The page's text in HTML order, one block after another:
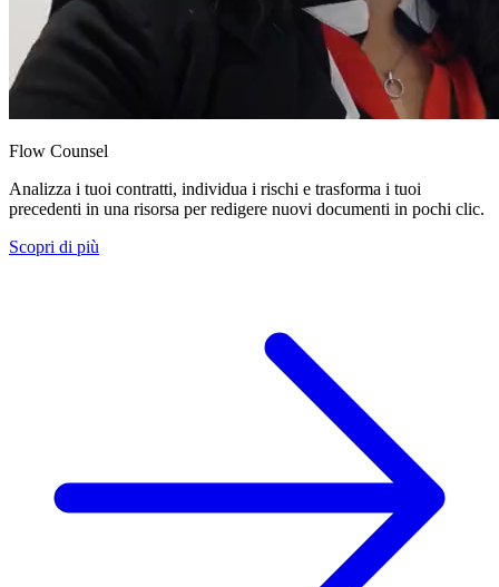
Flow Counsel
Analizza i tuoi contratti, individua i rischi e trasforma i tuoi
precedenti in una risorsa per redigere nuovi documenti in pochi clic.
Scopri di più